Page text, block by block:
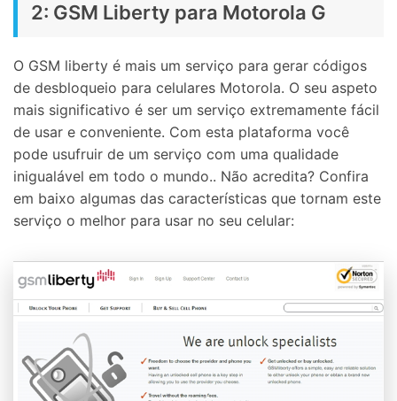
2: GSM Liberty para Motorola G
O GSM liberty é mais um serviço para gerar códigos
de desbloqueio para celulares Motorola. O seu aspeto
mais significativo é ser um serviço extremamente fácil
de usar e conveniente. Com esta plataforma você
pode usufruir de um serviço com uma qualidade
inigualável em todo o mundo.. Não acredita? Confira
em baixo algumas das características que tornam este
serviço o melhor para usar no seu celular: